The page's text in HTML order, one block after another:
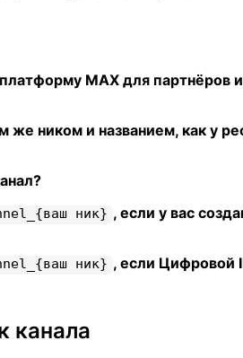
MAX для партнёров
же ником и названием, как у
ник} , если у вас
ник} , если Цифровой
канала